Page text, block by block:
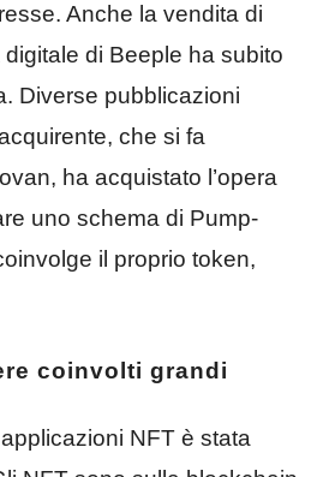
Anche la vendita di
digitale di Beeple ha subito
Diverse pubblicazioni
che si fa
ha acquistato l’opera
uno schema di Pump-
il proprio token,
coinvolti grandi
NFT è stata